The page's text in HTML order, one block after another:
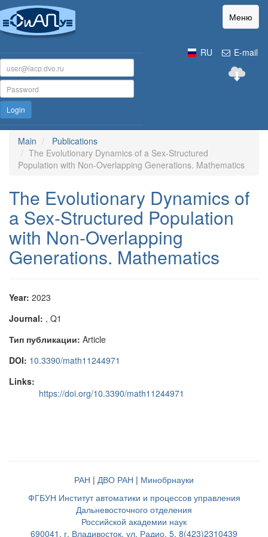
Меню
E-mail
RU
Login
Main
Publications
The Evolutionary Dynamics of a Sex-Structured
Population with Non-Overlapping Generations. Mathematics
The Evolutionary Dynamics of
a Sex-Structured Population
with Non-Overlapping
Generations. Mathematics
Year: 2023
Journal: , Q1
Тип публикации: Article
DOI: 10.3390/math11244971
Links:
https://doi.org/10.3390/math11244971
РАН | ДВО РАН | Минобрнауки
ФГБУН Институт автоматики и процессов управления
Дальневосточного отделения
Российской академии наук
690041, г. Владивосток, ул. Радио, 5, 8(423)2310439